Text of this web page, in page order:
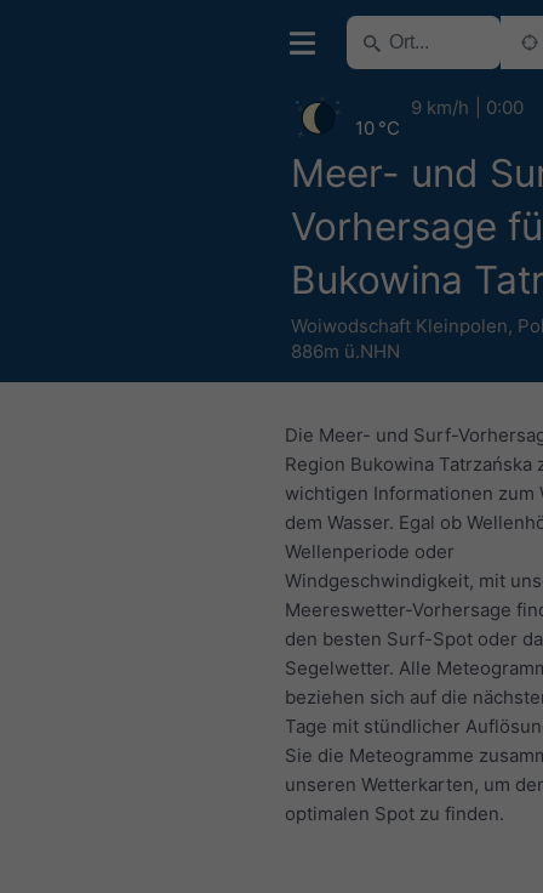
Meer- und
Vorhersage
Bukowina
Woiwodschaft Kleinpolen,
886m ü.NHN
10 °C
9 km/h 0:00
Die Meer- und Surf-
Region Bukowina Tatrzańska
wichtigen Informationen zum
dem Wasser. Egal ob
Wellenperiode oder
Windgeschwindigkeit, mit
Meereswetter-Vorhersage
den besten Surf-Spot oder
Segelwetter. Alle
beziehen sich auf die
Tage mit stündlicher
Sie die Meteogramme
unseren Wetterkarten, um
optimalen Spot zu finden.